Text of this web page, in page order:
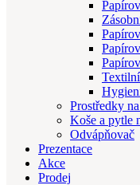
Prostředky
Koše a pytle
Odvápňovač
Prezentace
Akce
Prodej